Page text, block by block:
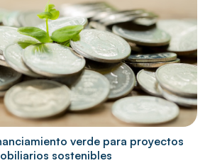
verde para proyectos
sostenibles